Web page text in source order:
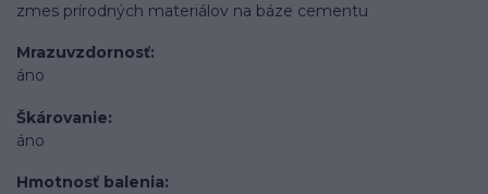
zmes prírodných materiálov na báze cementu
Mrazuvzdornosť
áno
Škárovanie
áno
Hmotnosť balenia